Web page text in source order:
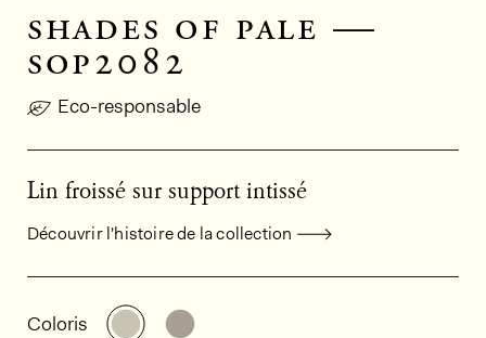
shades of pale —
sop2082
Eco-responsable
Lin froissé sur support intissé
Découvrir l'histoire de la collection
Informations générales sur le
Coloris Découvrir d'autres variantes: SOP2082